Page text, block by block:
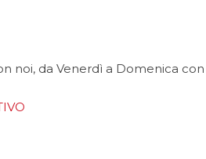
noi, da Venerdì a Domenica